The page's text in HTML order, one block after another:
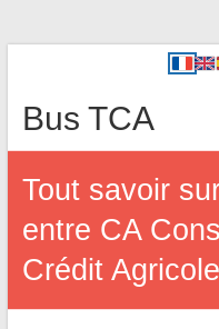
Bus TCA
Tout savoir
entre CA
Crédit Agricole